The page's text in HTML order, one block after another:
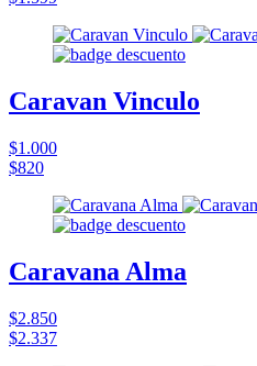
Caravan Vinculo
$1.000
$820
Caravana Alma
$2.850
$2.337